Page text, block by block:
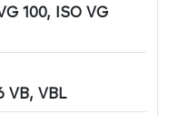
100, ISO VG
VB, VBL